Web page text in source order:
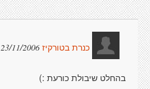
כנרת בטורקיז 23/11/2006 09:54:45
בהחלט שיבולת כורעת :)